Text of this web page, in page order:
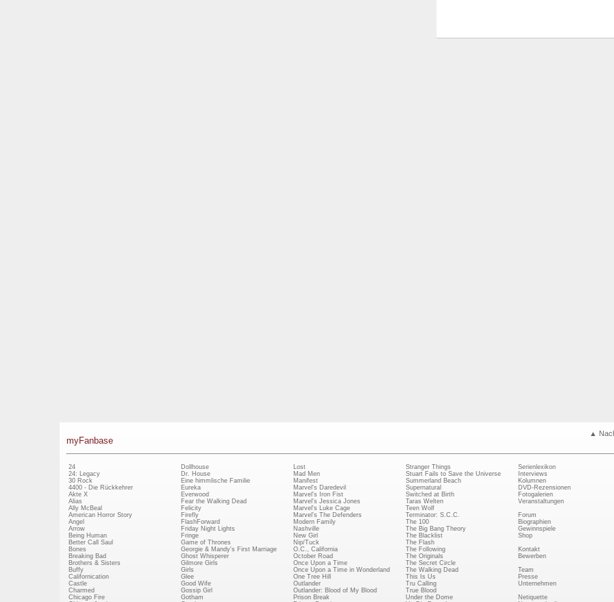
▲
myFanbase
24
24: Legacy
30 Rock
4400 - Die Rückkehrer
Akte X
Alias
Ally McBeal
American Horror Story
Angel
Arrow
Being Human
Better Call Saul
Bones
Breaking Bad
Brothers & Sisters
Buffy
Californication
Castle
Charmed
Chicago Fire
Dollhouse
Dr. House
Eine himmlische Familie
Eureka
Everwood
Fear the Walking Dead
Felicity
Firefly
FlashForward
Friday Night Lights
Fringe
Game of Thrones
Georgie & Mandy's First Marriage
Ghost Whisperer
Gilmore Girls
Girls
Glee
Good Wife
Gossip Girl
Gotham
Lost
Mad Men
Manifest
Marvel's Daredevil
Marvel's Iron Fist
Marvel's Jessica Jones
Marvel's Luke Cage
Marvel's The Defenders
Modern Family
Nashville
New Girl
Nip/Tuck
O.C., California
October Road
Once Upon a Time
Once Upon a Time in Wonderland
One Tree Hill
Outlander
Outlander: Blood of My Blood
Prison Break
Stranger Things
Stuart Fails to Save the Universe
Summerland Beach
Supernatural
Switched at Birth
Taras Welten
Teen Wolf
Terminator: S.C.C.
The 100
The Big Bang Theory
The Blacklist
The Flash
The Following
The Originals
The Secret Circle
The Walking Dead
This Is Us
Tru Calling
True Blood
Under the Dome
Serienlexikon
Interviews
Kolumnen
DVD-Rezensionen
Fotogalerien
Veranstaltungen
Forum
Biographien
Gewinnspiele
Shop
Kontakt
Bewerben
Team
Presse
Unternehmen
Netiquette